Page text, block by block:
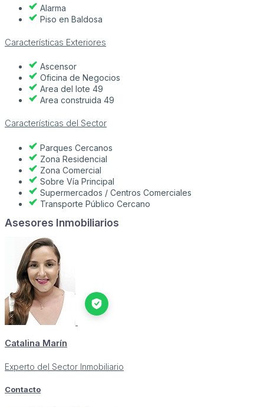
Alarma
Piso en Baldosa
Características Exteriores
Ascensor
Oficina de Negocios
Area del lote 49
Area construida 49
Características del Sector
Parques Cercanos
Zona Residencial
Zona Comercial
Sobre Vía Principal
Supermercados / Centros Comerciales
Transporte Público Cercano
Asesores Inmobiliarios
Catalina Marín
Experto del Sector Inmobiliario
Contacto